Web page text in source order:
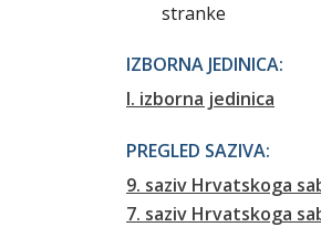
stranke
IZBORNA JEDINICA:
I. izborna jedinica
PREGLED SAZIVA:
9. saziv Hrvatskoga
7. saziv Hrvatskoga